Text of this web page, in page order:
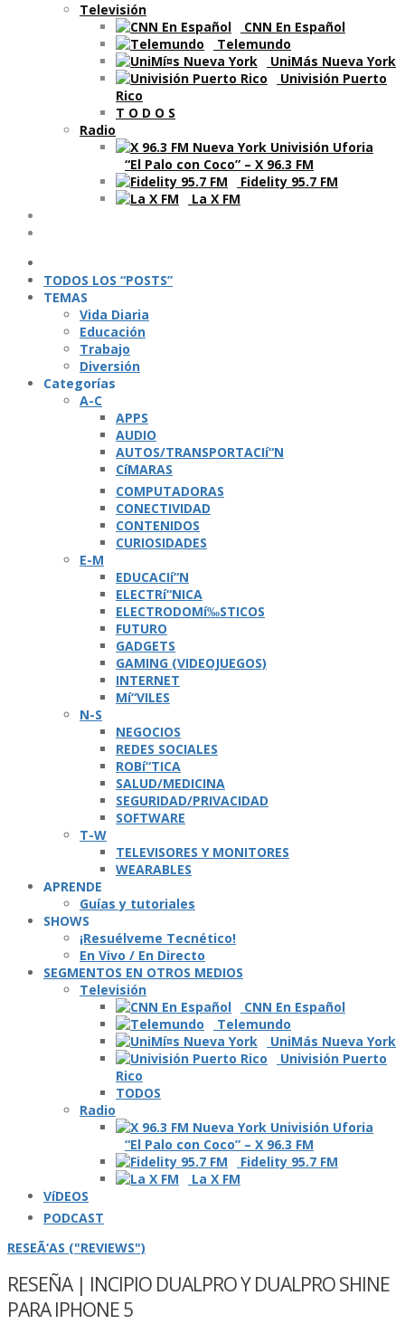
Televisión
CNN En Español
Telemundo
UniMás Nueva York
Univisión Puerto
Rico
T O D O S
Radio
“El Palo con Coco” – X 96.3 FM
Fidelity 95.7 FM
La X FM
TODOS LOS “POSTS”
TEMAS
Vida Diaria
Educación
Trabajo
Diversión
Categorí­as
A-C
APPS
AUDIO
AUTOS/TRANSPORTACIí“N
CíMARAS
COMPUTADORAS
CONECTIVIDAD
CONTENIDOS
CURIOSIDADES
E-M
EDUCACIí“N
ELECTRí“NICA
ELECTRODOMí‰STICOS
FUTURO
GADGETS
GAMING (VIDEOJUEGOS)
INTERNET
Mí“VILES
N-S
NEGOCIOS
REDES SOCIALES
ROBí“TICA
SALUD/MEDICINA
SEGURIDAD/PRIVACIDAD
SOFTWARE
T-W
TELEVISORES Y MONITORES
WEARABLES
APRENDE
Guí­as y tutoriales
SHOWS
¡Resuélveme Tecnético!
En Vivo / En Directo
SEGMENTOS EN OTROS MEDIOS
Televisión
CNN En Español
Telemundo
UniMás Nueva York
Univisión Puerto
Rico
TODOS
Radio
“El Palo con Coco” – X 96.3 FM
Fidelity 95.7 FM
La X FM
VíDEOS
PODCAST
RESEÃ‘AS ("REVIEWS")
RESEÑA | INCIPIO DUALPRO Y DUALPRO SHINE
PARA IPHONE 5